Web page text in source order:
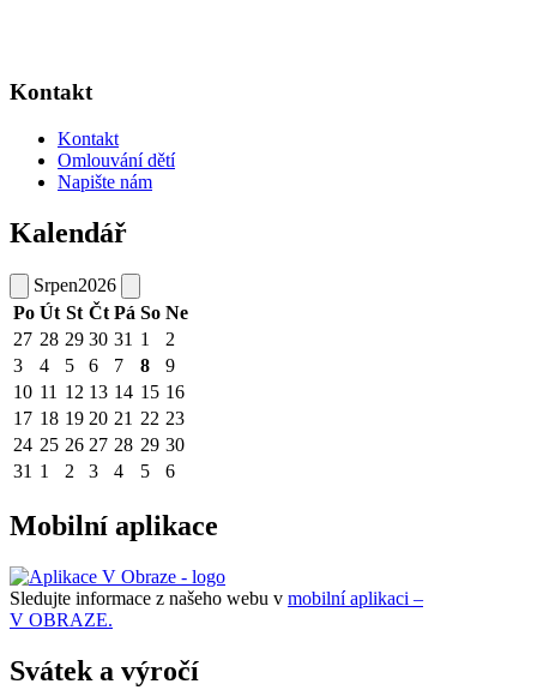
Kontakt
Kontakt
Omlouvání dětí
Napište nám
Kalendář
Srpen2026
Po Út St Čt Pá So Ne
27 28 29 30 31 1
2
3
4 5 6 7 8
9
10 11 12 13 14 15 16
17 18 19 20 21 22 23
24 25 26 27 28 29 30
31 1 2 3 4 5 6
Mobilní aplikace
Sledujte informace z našeho webu v mobilní aplikaci –
V OBRAZE.
Svátek a výročí